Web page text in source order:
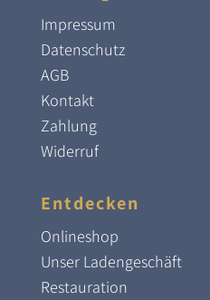
Impressum
Datenschutz
AGB
Kontakt
Zahlung
Widerruf
Entdecken
Onlineshop
Unser Ladengeschäft
Restauration